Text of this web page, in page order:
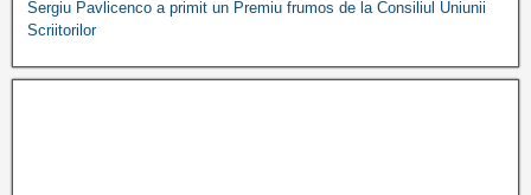
Sergiu Pavlicenco a primit un Premiu frumos de la Consiliul Uniunii
Scriitorilor